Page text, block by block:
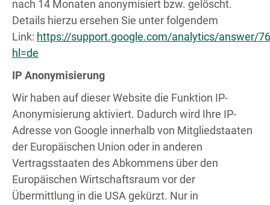
nach 14 Monaten anonymisiert bzw. gelöscht.
Details hierzu ersehen Sie unter folgendem
Link: https://support.google.com/analytics/answer/
hl=de
IP Anonymisierung
Wir haben auf dieser Website die Funktion IP-
Anonymisierung aktiviert. Dadurch wird Ihre IP-
Adresse von Google innerhalb von Mitgliedstaaten
der Europäischen Union oder in anderen
Vertragsstaaten des Abkommens über den
Europäischen Wirtschaftsraum vor der
Übermittlung in die USA gekürzt. Nur in